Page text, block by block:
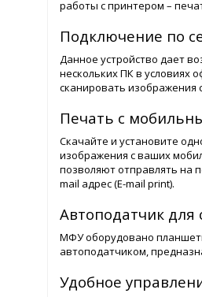
работы с принтером –
Подключение по
Данное устройство дает
нескольких ПК в условиях
сканировать изображения
Печать с
Скачайте и установите
изображения с ваших
позволяют отправлять на
mail адрес (E-mail print).
Автоподатчик для
МФУ оборудовано
автоподатчиком,
Удобное